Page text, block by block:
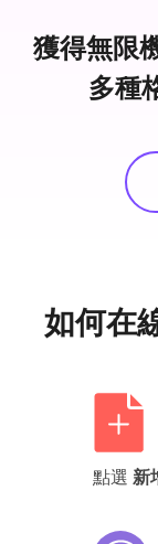
獲得無限
多種
如何在
點選 新